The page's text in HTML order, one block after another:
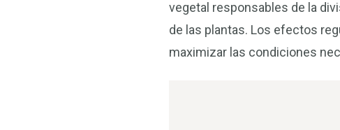
vegetal responsables de la
de las plantas. Los efectos
maximizar las condiciones